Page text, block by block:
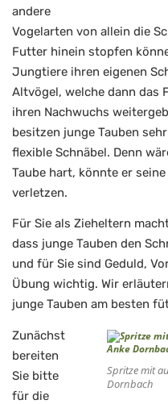
andere
Vogelarten von allein die
Futter hinein stopfen
Jungtiere ihren eigenen
Altvögel, welche dann das
ihren Nachwuchs
besitzen junge Tauben
flexible Schnäbel. Denn
Taube hart, könnte er
verletzen.
Für Sie als Zieheltern
dass junge Tauben den
und für Sie sind Geduld,
Übung wichtig. Wir
junge Tauben am besten
Spritze mit
Dornbach
Zunächst
bereiten
Sie bitte
für die